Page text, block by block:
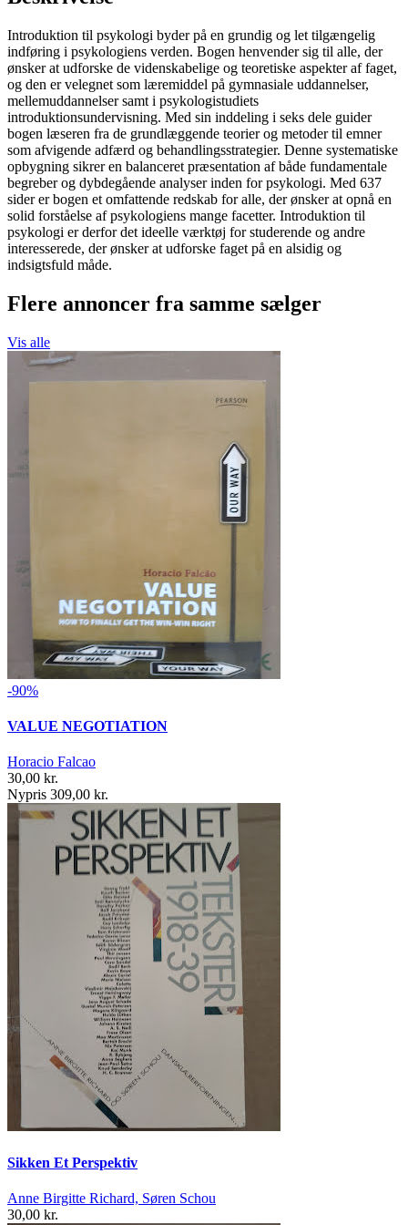
Introduktion til psykologi byder på en grundig og let tilgængelig
indføring i psykologiens verden. Bogen henvender sig til alle, der
ønsker at udforske de videnskabelige og teoretiske aspekter af faget,
og den er velegnet som læremiddel på gymnasiale uddannelser,
mellemuddannelser samt i psykologistudiets
introduktionsundervisning. Med sin inddeling i seks dele guider
bogen læseren fra de grundlæggende teorier og metoder til emner
som afvigende adfærd og behandlingsstrategier. Denne systematiske
opbygning sikrer en balanceret præsentation af både fundamentale
begreber og dybdegående analyser inden for psykologi. Med 637
sider er bogen et omfattende redskab for alle, der ønsker at opnå en
solid forståelse af psykologiens mange facetter. Introduktion til
psykologi er derfor det ideelle værktøj for studerende og andre
interesserede, der ønsker at udforske faget på en alsidig og
indsigtsfuld måde.
Flere annoncer fra samme sælger
Vis alle
-90%
VALUE NEGOTIATION
Horacio Falcao
30,00 kr.
Nypris 309,00 kr.
Sikken Et Perspektiv
Anne Birgitte Richard, Søren Schou
30,00 kr.